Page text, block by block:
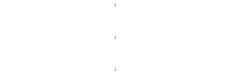
↓
↓
↓